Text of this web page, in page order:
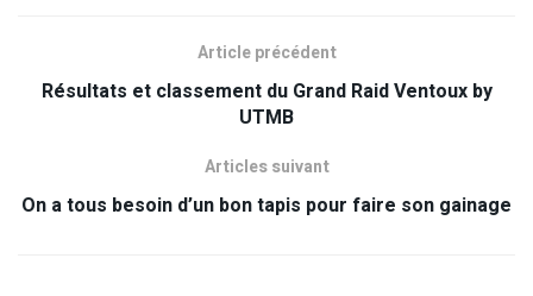
Article précédent
Résultats et classement du Grand Raid Ventoux by
UTMB
Articles suivant
On a tous besoin d’un bon tapis pour faire son gainage